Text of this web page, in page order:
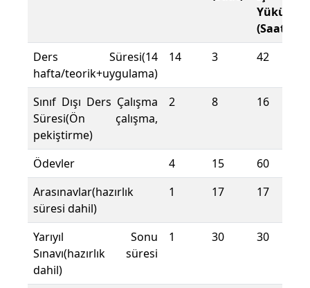
Yükü
(Saat)
Ders Süresi(14
hafta/teorik+uygulama)
14 3 42
Sınıf Dışı Ders Çalışma
Süresi(Ön çalışma,
pekiştirme)
2 8 16
Ödevler 4 15
60
Arasınavlar(hazırlık
süresi dahil)
1 17 17
Yarıyıl Sonu
Sınavı(hazırlık süresi
dahil)
1 30 30